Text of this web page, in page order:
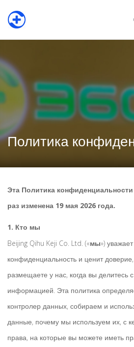
Политика
Эта Политика
раз изменена 19 мая 2026 года.
1. Кто мы
Beijing Qihu Keji Co. Ltd. («мы»)
конфиденциальность и ценит
размещаете у нас, когда вы делитесь
информацией. Эта политика
контролер данных, собираем и
данные, почему мы используем их, с
права, на которые вы можете иметь